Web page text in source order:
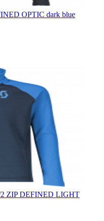
OPTIC dark blue
2 ZIP DEFINED LIGHT